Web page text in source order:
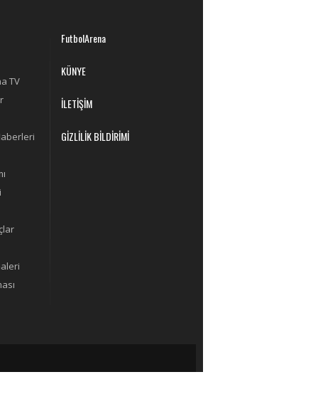
TV
FutbolArena
KÜNYE
İLETİŞİM
GİZLİLİK BİLDİRİMİ